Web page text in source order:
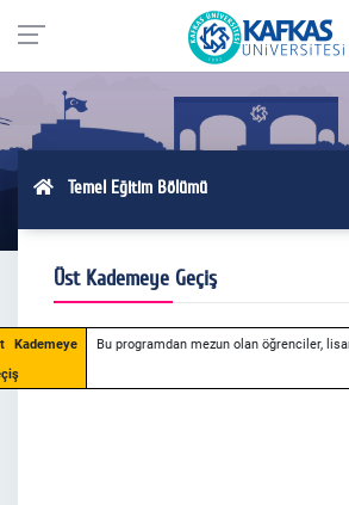
Temel Eğitim Bölümü
Üst Kademeye Geçiş
Kademeye
Bu programdan mezun olan öğrenciler,